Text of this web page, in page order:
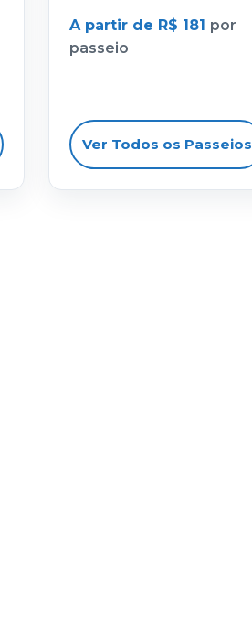
A partir de R$ 181 por
passeio
Ver Todos os Passeios